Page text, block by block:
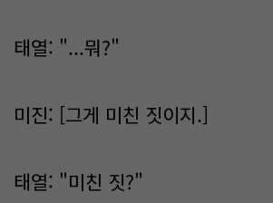
태열: "...뭐?"
미진: [그게 미친 짓이지.]
태열: "미친 짓?"